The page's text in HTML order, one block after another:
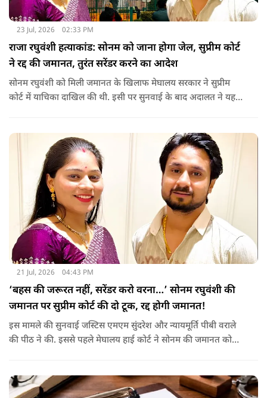
23 Jul, 2026 02:33 PM
राजा रघुवंशी हत्याकांड: सोनम को जाना होगा जेल, सुप्रीम कोर्ट
ने रद्द की जमानत, तुरंत सरेंडर करने का आदेश
सोनम रघुवंशी को मिली जमानत के खिलाफ मेघालय सरकार ने सुप्रीम
कोर्ट में याचिका दाखिल की थी. इसी पर सुनवाई के बाद अदालत ने यह
21 Jul, 2026 04:43 PM
‘बहस की जरूरत नहीं, सरेंडर करो वरना…’ सोनम रघुवंशी की
जमानत पर सुप्रीम कोर्ट की दो टूक, रद्द होगी जमानत!
इस मामले की सुनवाई जस्टिस एमएम सुंदरेश और न्यायमूर्ति पीबी वराले
की पीठ ने की. इससे पहले मेघालय हाई कोर्ट ने सोनम की जमानत को